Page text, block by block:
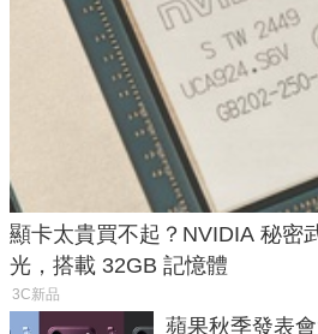
顯卡太貴買不起？NVIDIA 秘密
光，搭載 32GB 記憶體
3C新品
蘋果秋季發表